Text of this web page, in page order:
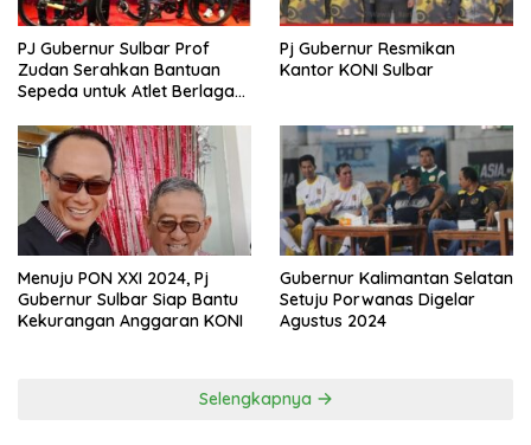
PJ Gubernur Sulbar Prof
Zudan Serahkan Bantuan
Sepeda untuk Atlet Berlaga
Pj Gubernur Resmikan
Kantor KONI Sulbar
Menuju PON XXI 2024, Pj
Gubernur Sulbar Siap Bantu
Kekurangan Anggaran KONI
Gubernur Kalimantan Selatan
Setuju Porwanas Digelar
Agustus 2024
Selengkapnya